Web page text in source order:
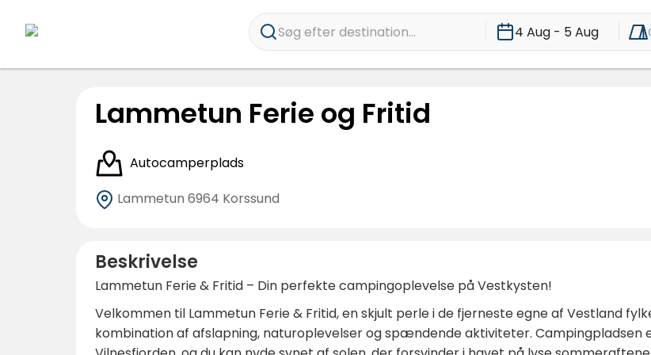
Søg efter destination... 4 Aug - 5 Aug
Lammetun Ferie og Fritid
Autocamperplads
Lammetun 6964 Korssund
Beskrivelse
Lammetun Ferie & Fritid – Din perfekte campingoplevelse på Vestkysten!
Velkommen til Lammetun Ferie & Fritid, en skjult perle i de fjerneste egne af Vestland
kombination af afslapning, naturoplevelser og spændende aktiviteter. Campingpladsen